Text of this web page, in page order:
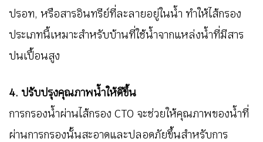
ปรอท, หรือสารอินทรีย์ที่ละลายอยู่ในน้ำ ทำให้ไส้กรอง
ประเภทนี้เหมาะสำหรับบ้านที่ใช้น้ำจากแหล่งน้ำที่มีสาร
ปนเปื้อนสูง
4. ปรับปรุงคุณภาพน้ำให้ดีขึ้น
การกรองน้ำผ่านไส้กรอง CTO จะช่วยให้คุณภาพของน้ำที่
ผ่านการกรองนั้นสะอาดและปลอดภัยขึ้นสำหรับการ